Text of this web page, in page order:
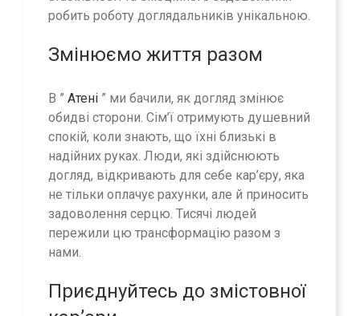
робить роботу доглядальників унікальною.
Змінюємо життя разом
В ” Атені ” ми бачили, як догляд змінює
обидві сторони. Сім’ї отримують душевний
спокій, коли знають, що їхні близькі в
надійних руках. Люди, які здійснюють
догляд, відкривають для себе кар’єру, яка
не тільки оплачує рахунки, але й приносить
задоволення серцю. Тисячі людей
пережили цю трансформацію разом з
нами.
Приєднуйтесь до змістовної